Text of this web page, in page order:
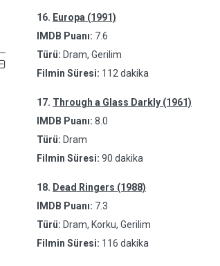
16. Europa (1991)
IMDB Puanı: 7.6
Türü: Dram, Gerilim
Filmin Süresi: 112 dakika
17. Through a Glass Darkly (1961)
IMDB Puanı: 8.0
Türü: Dram
Filmin Süresi: 90 dakika
18. Dead Ringers (1988)
IMDB Puanı: 7.3
Türü: Dram, Korku, Gerilim
Filmin Süresi: 116 dakika